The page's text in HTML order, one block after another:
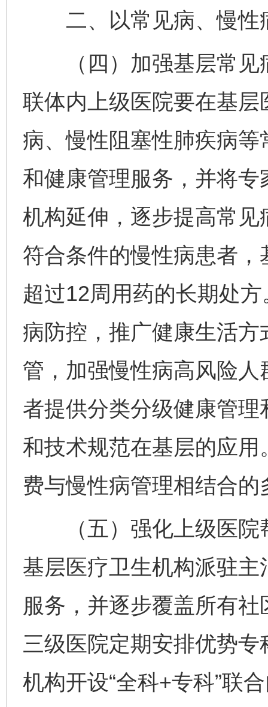
二、以常见病、慢性
（四）加强基层常见
联体内上级医院要在基
病、慢性阻塞性肺疾病
和健康管理服务，并将
机构延伸，逐步提高常
符合条件的慢性病患者
超过12周用药的长期处
病防控，推广健康生活
管，加强慢性病高风险
者提供分类分级健康管
和技术规范在基层的应
费与慢性病管理相结合
（五）强化上级医院
基层医疗卫生机构派驻
服务，并逐步覆盖所有
三级医院定期安排优势
机构开设“全科+专科”联